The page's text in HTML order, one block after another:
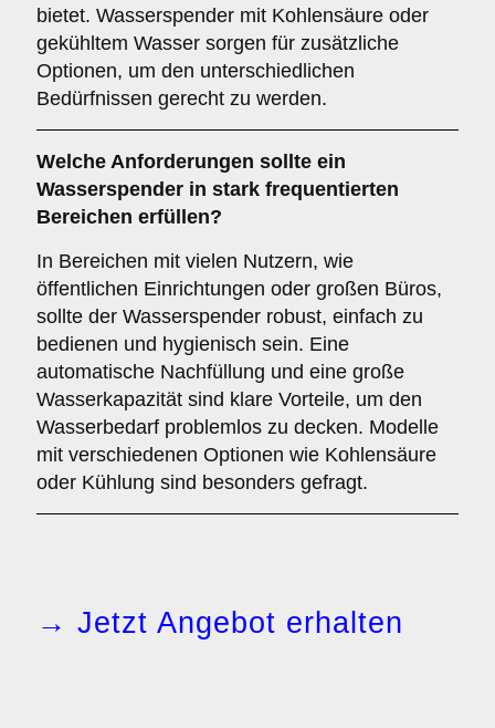
bietet. Wasserspender mit Kohlensäure oder
gekühltem Wasser sorgen für zusätzliche
Optionen, um den unterschiedlichen
Bedürfnissen gerecht zu werden.
Welche Anforderungen sollte ein
Wasserspender in stark frequentierten
Bereichen erfüllen?
In Bereichen mit vielen Nutzern, wie
öffentlichen Einrichtungen oder großen Büros,
sollte der Wasserspender robust, einfach zu
bedienen und hygienisch sein. Eine
automatische Nachfüllung und eine große
Wasserkapazität sind klare Vorteile, um den
Wasserbedarf problemlos zu decken. Modelle
mit verschiedenen Optionen wie Kohlensäure
oder Kühlung sind besonders gefragt.
→ Jetzt Angebot erhalten